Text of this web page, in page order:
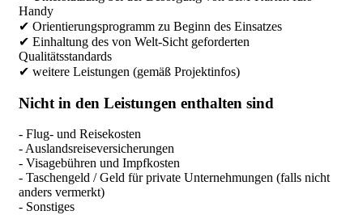
Handy
✔ Orientierungsprogramm zu Beginn des Einsatzes
✔ Einhaltung des von Welt-Sicht geforderten
Qualitätsstandards
✔ weitere Leistungen (gemäß Projektinfos)
Nicht in den Leistungen enthalten sind
- Flug- und Reisekosten
- Auslandsreiseversicherungen
- Visagebühren und Impfkosten
- Taschengeld / Geld für private Unternehmungen (falls nicht
anders vermerkt)
- Sonstiges